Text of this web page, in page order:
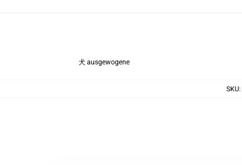
犬 ausgewogene
SKU: